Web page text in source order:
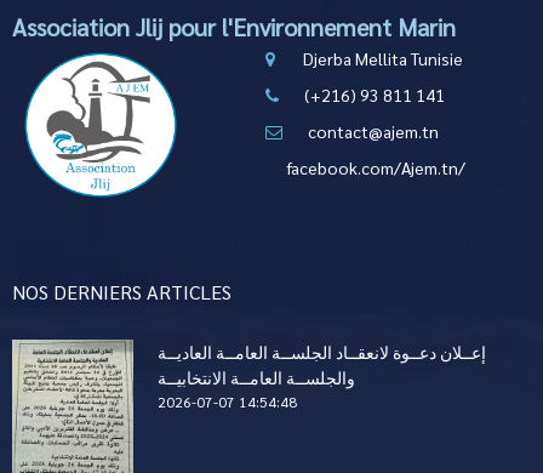
Association Jlij pour l'Environnement Marin
Djerba Mellita Tunisie
(+216) 93 811 141
contact@ajem.tn
facebook.com/Ajem.tn/
NOS DERNIERS ARTICLES
إعــلان دعــوة لانعقــاد الجلســة العامــة العاديــة
والجلســة العامــة الانتخابيــة
2026-07-07 14:54:48